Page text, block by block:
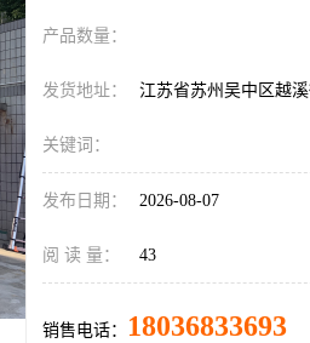
产品数量：
发货地址： 江苏省苏州吴中区越
关键词：
发布日期： 2026-08-07
阅 读 量： 43
销售电话： 18036833693